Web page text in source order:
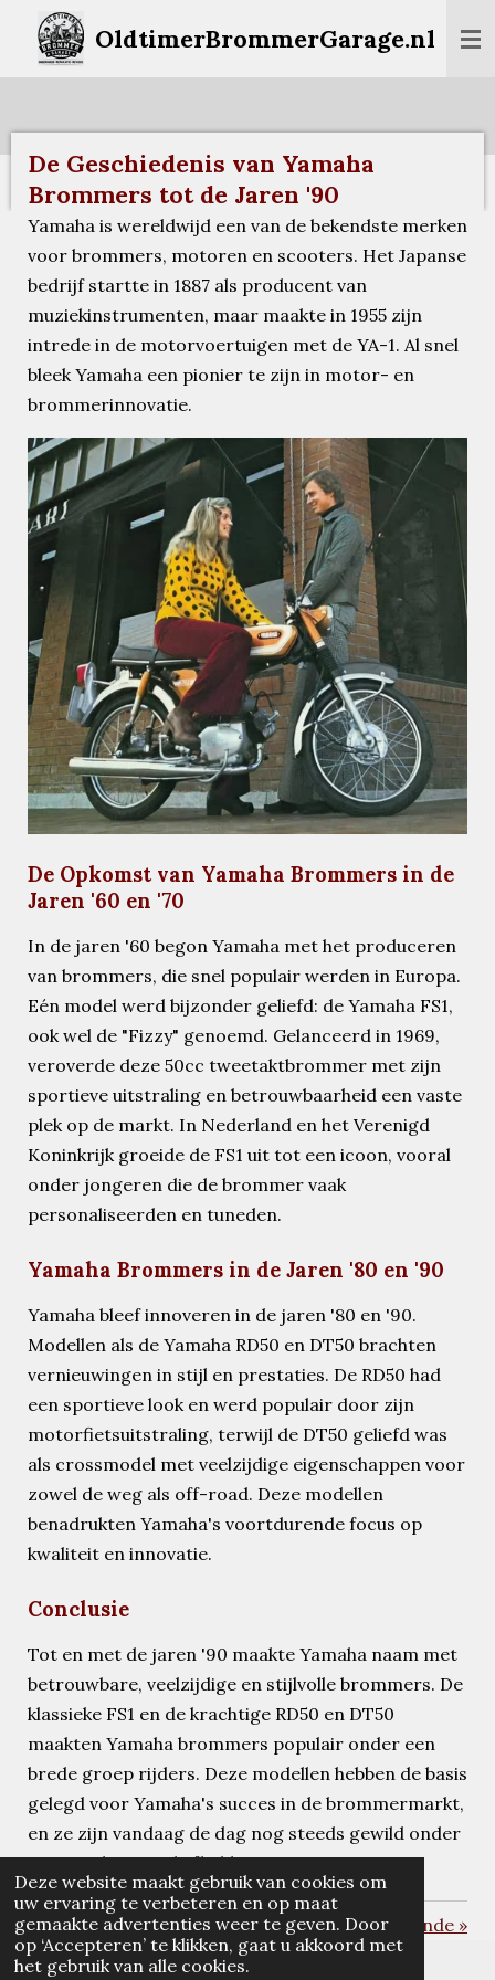
Deze website maakt gebruik van cookies om
uw ervaring te verbeteren en op maat
gemaakte advertenties weer te geven. Door
op ‘Accepteren’ te klikken, gaat u akkoord met
het gebruik van alle cookies.
direct
OldtimerBrommerGarage.nl
De Geschiedenis van Yamaha
Brommers tot de Jaren '90
Yamaha is wereldwijd een van de bekendste merken
voor brommers, motoren en scooters. Het Japanse
bedrijf startte in 1887 als producent van
muziekinstrumenten, maar maakte in 1955 zijn
intrede in de motorvoertuigen met de YA-1. Al snel
bleek Yamaha een pionier te zijn in motor- en
brommerinnovatie.
De Opkomst van Yamaha Brommers in de
Jaren '60 en '70
In de jaren '60 begon Yamaha met het produceren
van brommers, die snel populair werden in Europa.
Eén model werd bijzonder geliefd: de Yamaha FS1,
ook wel de "Fizzy" genoemd. Gelanceerd in 1969,
veroverde deze 50cc tweetaktbrommer met zijn
sportieve uitstraling en betrouwbaarheid een vaste
plek op de markt. In Nederland en het Verenigd
Koninkrijk groeide de FS1 uit tot een icoon, vooral
onder jongeren die de brommer vaak
personaliseerden en tuneden.
Yamaha Brommers in de Jaren '80 en '90
Yamaha bleef innoveren in de jaren '80 en '90.
Modellen als de Yamaha RD50 en DT50 brachten
vernieuwingen in stijl en prestaties. De RD50 had
een sportieve look en werd populair door zijn
motorfietsuitstraling, terwijl de DT50 geliefd was
als crossmodel met veelzijdige eigenschappen voor
zowel de weg als off-road. Deze modellen
benadrukten Yamaha's voortdurende focus op
kwaliteit en innovatie.
Conclusie
Tot en met de jaren '90 maakte Yamaha naam met
betrouwbare, veelzijdige en stijlvolle brommers. De
klassieke FS1 en de krachtige RD50 en DT50
maakten Yamaha brommers populair onder een
brede groep rijders. Deze modellen hebben de basis
gelegd voor Yamaha's succes in de brommermarkt,
en ze zijn vandaag de dag nog steeds gewild onder
verzamelaars en liefhebbers.
«Vorige Volgende »
© 2024 - 2025 OldtimerBrommerGarage.nl